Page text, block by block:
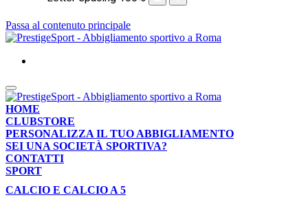
Passa al contenuto principale
HOME
CLUBSTORE
PERSONALIZZA IL TUO ABBIGLIAMENTO
SEI UNA SOCIETÀ SPORTIVA?
CONTATTI
SPORT
CALCIO E CALCIO A 5